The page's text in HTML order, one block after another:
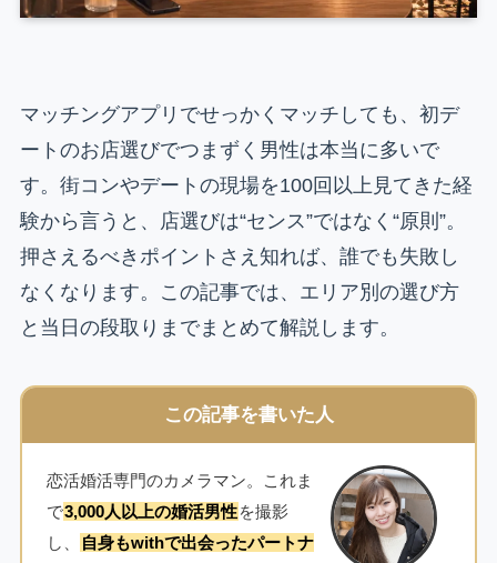
マッチングアプリでせっかくマッチしても、初デ
ートのお店選びでつまずく男性は本当に多いで
す。街コンやデートの現場を100回以上見てきた経
験から言うと、店選びは“センス”ではなく“原則”。
押さえるべきポイントさえ知れば、誰でも失敗し
なくなります。この記事では、エリア別の選び方
と当日の段取りまでまとめて解説します。
この記事を書いた人
恋活婚活専門のカメラマン。これま
で3,000人以上の婚活男性を撮影
し、
自身もwithで出会ったパートナ